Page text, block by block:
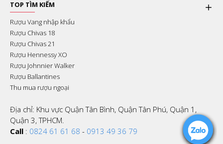
TOP TÌM KIẾM
Rượu Vang nhập khẩu
Rượu Chivas 18
Rượu Chivas 21
Rượu Hennessy XO
Rượu Johnnier Walker
Rượu Ballantines
Thu mua rượu ngoại
Địa chỉ: Khu vực Quận Tân Bình, Quận Tân Phú, Quận 1,
Quận 3, TPHCM.
Call : 0824 61 61 68 - 0913 49 36 79